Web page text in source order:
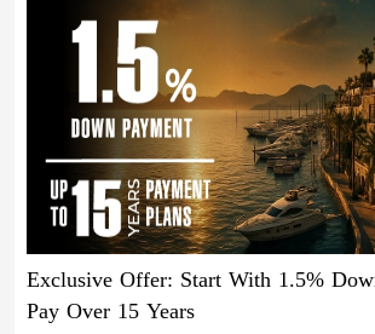
Exclusive Offer: Start With 1.5%
Pay Over 15 Years